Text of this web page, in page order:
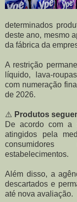
determinados
deste ano, mesmo
da fábrica da
A restrição
líquido, lava-
com numeração
de 2026.
⚠️ Produtos
De acordo com a
atingidos pela
estabelecimentos.
Além disso, a
descartados e
até nova avaliação.